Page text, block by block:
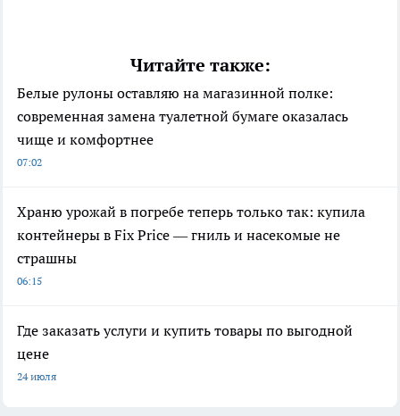
Читайте также:
Белые рулоны оставляю на магазинной полке:
современная замена туалетной бумаге оказалась
чище и комфортнее
07:02
Храню урожай в погребе теперь только так: купила
контейнеры в Fix Price — гниль и насекомые не
страшны
06:15
Где заказать услуги и купить товары по выгодной
цене
24 июля